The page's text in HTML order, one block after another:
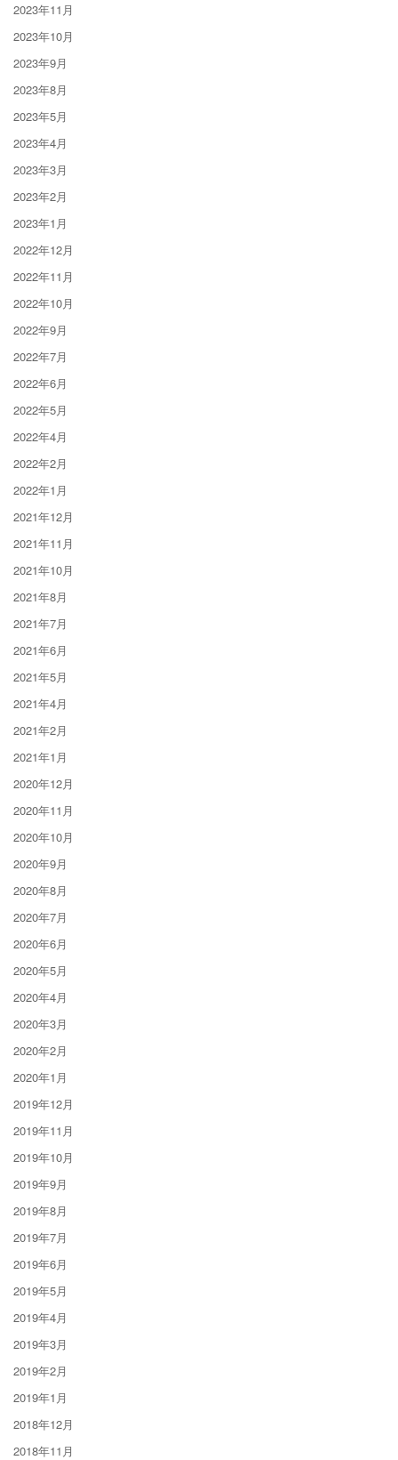
2023年11月
2023年10月
2023年9月
2023年8月
2023年5月
2023年4月
2023年3月
2023年2月
2023年1月
2022年12月
2022年11月
2022年10月
2022年9月
2022年7月
2022年6月
2022年5月
2022年4月
2022年2月
2022年1月
2021年12月
2021年11月
2021年10月
2021年8月
2021年7月
2021年6月
2021年5月
2021年4月
2021年2月
2021年1月
2020年12月
2020年11月
2020年10月
2020年9月
2020年8月
2020年7月
2020年6月
2020年5月
2020年4月
2020年3月
2020年2月
2020年1月
2019年12月
2019年11月
2019年10月
2019年9月
2019年8月
2019年7月
2019年6月
2019年5月
2019年4月
2019年3月
2019年2月
2019年1月
2018年12月
2018年11月